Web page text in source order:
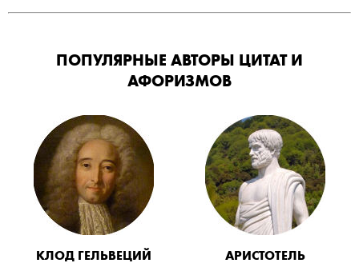
ПОПУЛЯРНЫЕ АВТОРЫ ЦИТАТ И
АФОРИЗМОВ
КЛОД ГЕЛЬВЕЦИЙ АРИСТОТЕЛЬ